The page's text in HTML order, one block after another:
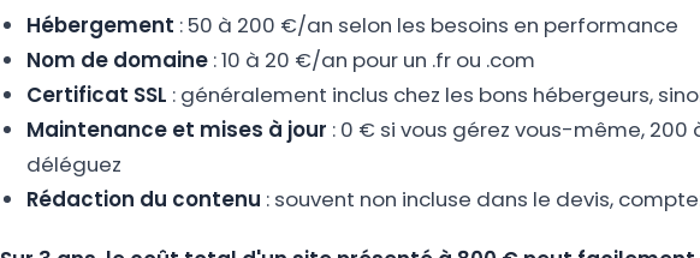
Hébergement : 50 à 200 €/an selon les besoins en performance
Nom de domaine : 10 à 20 €/an pour un .fr ou .com
Certificat SSL : généralement inclus chez les bons hébergeurs,
Maintenance et mises à jour : 0 € si vous gérez vous-même,
déléguez
Rédaction du contenu : souvent non incluse dans le devis,